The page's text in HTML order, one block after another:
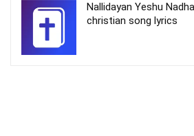
Nallidayan Yeshu
christian song lyrics